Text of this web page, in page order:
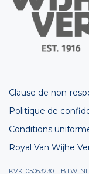
Clause de non-
Politique de
Conditions
Royal Van Wijhe
KVK: 05063230 BTW: